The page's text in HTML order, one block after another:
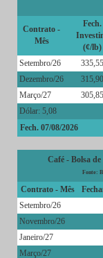
Contrato -
Mês
Fech.
(¢/lb)
Setembro/26 335,55
Dezembro/26
315,90
Março/27
305,85
Dólar: 5,08
Fech. 07/08/2026
Café - Bolsa
Fonte:
Contrato - Mês
Setembro/26
Novembro/26
Janeiro/27
Março/27